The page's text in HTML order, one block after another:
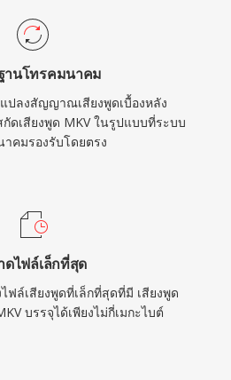
านโทรคมนาคม
แปลงสัญญาณเสียงพูดเบื้องหลัง
ดเสียงพูด MKV ในรูปแบบที่ระบบ
คมรองรับโดยตรง
ดไฟล์เล็กที่สุด
ฟล์เสียงพูดที่เล็กที่สุดที่มี เสียงพูด
บรรจุได้เพียงไม่กี่เมกะไบต์